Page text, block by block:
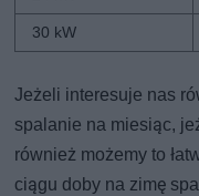
30 kW
Jeżeli interesuje nas
spalanie na miesiąc,
również możemy to
ciągu doby na zimę